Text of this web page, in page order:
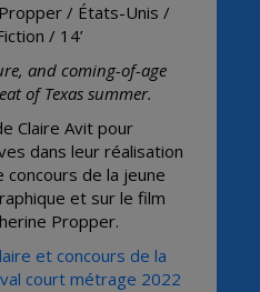
/ États-Unis /
/ 14’
and coming-of-age
of Texas summer.
Claire Avit pour
dans leur réalisation
de la jeune
et sur le film
Propper.
et concours de la
court métrage 2022